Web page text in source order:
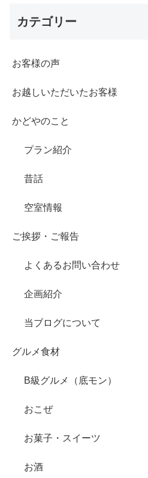
カテゴリー
お客様の声
お越しいただいたお客様
かどやのこと
プラン紹介
昔話
空室情報
ご挨拶・ご報告
よくあるお問い合わせ
企画紹介
当ブログについて
グルメ食材
B級グルメ（底モン）
おこぜ
お菓子・スイーツ
お酒